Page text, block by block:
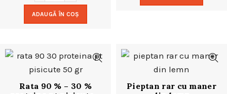
ADAUGĂ ÎN COȘ
Rata 90 % – 30 %
Pieptan rar cu maner